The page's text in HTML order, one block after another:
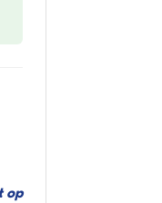
op